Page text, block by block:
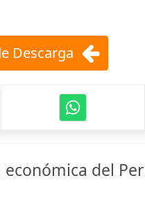
Descarga
del